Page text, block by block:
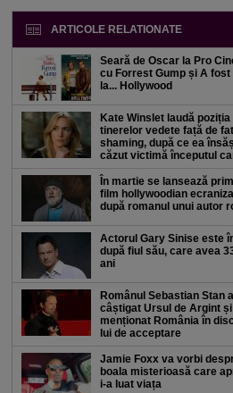
ARTICOLE RELATIONATE
Seară de Oscar la Pro
cu Forrest Gump și A fost
la... Hollywood
Kate Winslet laudă poziția
tinerelor vedete față de fat
shaming, după ce ea
căzut victimă începutul
În martie se lansează
film hollywoodian
după romanul unui autor
Actorul Gary Sinise este
după fiul său, care avea
ani
Românul Sebastian Stan a
câștigat Ursul de Argint
menționat România în
lui de acceptare
Jamie Foxx va vorbi
boala misterioasă care
i-a luat viața